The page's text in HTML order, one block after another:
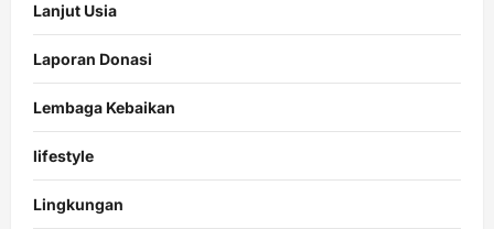
Lanjut Usia
Laporan Donasi
Lembaga Kebaikan
lifestyle
Lingkungan